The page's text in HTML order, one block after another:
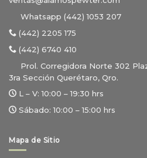
Whatsapp (442) 1053 207
(442) 2205 175
(442) 6740 410
Prol. Corregidora Norte 302
3ra Sección Querétaro, Qro.
L – V: 10:00 – 19:30 hrs
Sábado: 10:00 – 15:00 hrs
Mapa de Sitio